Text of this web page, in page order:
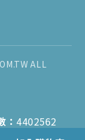
ALL
：4402562